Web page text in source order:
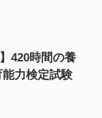
420時間の養
力検定試験